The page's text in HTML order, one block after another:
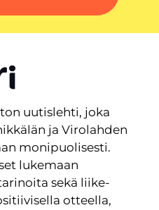
uutislehti, joka
ja Virolahden
monipuolisesti.
lukemaan
sekä liike-
otteella,